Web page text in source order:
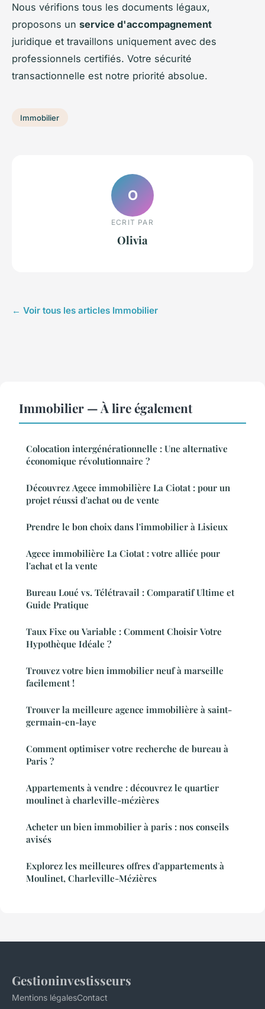
Nous vérifions tous les documents légaux,
proposons un service d'accompagnement
juridique et travaillons uniquement avec des
professionnels certifiés. Votre sécurité
transactionnelle est notre priorité absolue.
Immobilier
O
ECRIT PAR
Olivia
← Voir tous les articles Immobilier
Immobilier — À lire également
Colocation intergénérationnelle : Une alternative
économique révolutionnaire ?
Découvrez Agece immobilière La Ciotat : pour un
projet réussi d'achat ou de vente
Prendre le bon choix dans l'immobilier à Lisieux
Agece immobilière La Ciotat : votre alliée pour
l'achat et la vente
Bureau Loué vs. Télétravail : Comparatif Ultime et
Guide Pratique
Taux Fixe ou Variable : Comment Choisir Votre
Hypothèque Idéale ?
Trouvez votre bien immobilier neuf à marseille
facilement !
Trouver la meilleure agence immobilière à saint-
germain-en-laye
Comment optimiser votre recherche de bureau à
Paris ?
Appartements à vendre : découvrez le quartier
moulinet à charleville-mézières
Acheter un bien immobilier à paris : nos conseils
avisés
Explorez les meilleures offres d'appartements à
Moulinet, Charleville-Mézières
Gestioninvestisseurs
Mentions légalesContact